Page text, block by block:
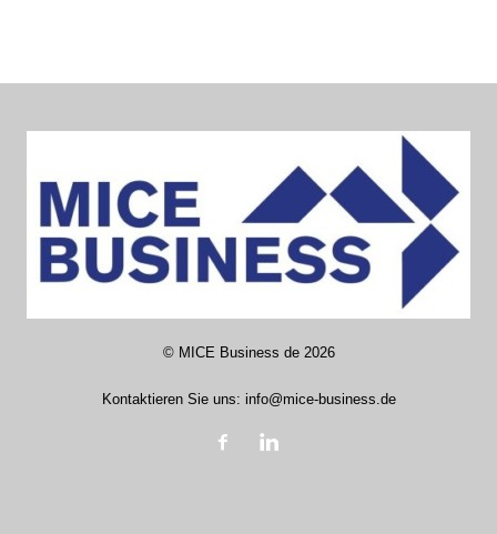
© MICE Business de2026
Kontaktieren Sie uns: info@mice-business.de